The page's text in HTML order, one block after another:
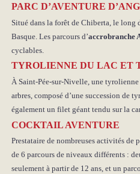
PARC D’AVENTURE
Situé dans la forêt de Chiberta, le long
Basque. Les parcours d’accrobranche
cyclables.
TYROLIENNE DU LAC ET
À Saint-Pée-sur-Nivelle, une
arbres, composé d’une succession de
également un filet géant tendu sur la
COCKTAIL AVENTURE
Prestataire de nombreuses activités de
de 6 parcours de niveaux différents :
seulement à partir de 12 ans, et un